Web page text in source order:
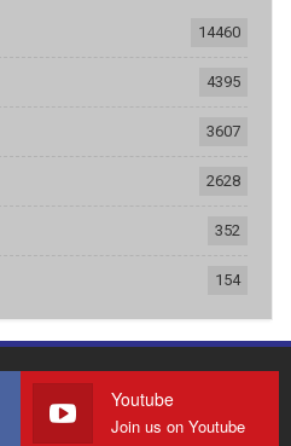
14460
4395
3607
2628
352
154
Youtube
Join us on Youtube